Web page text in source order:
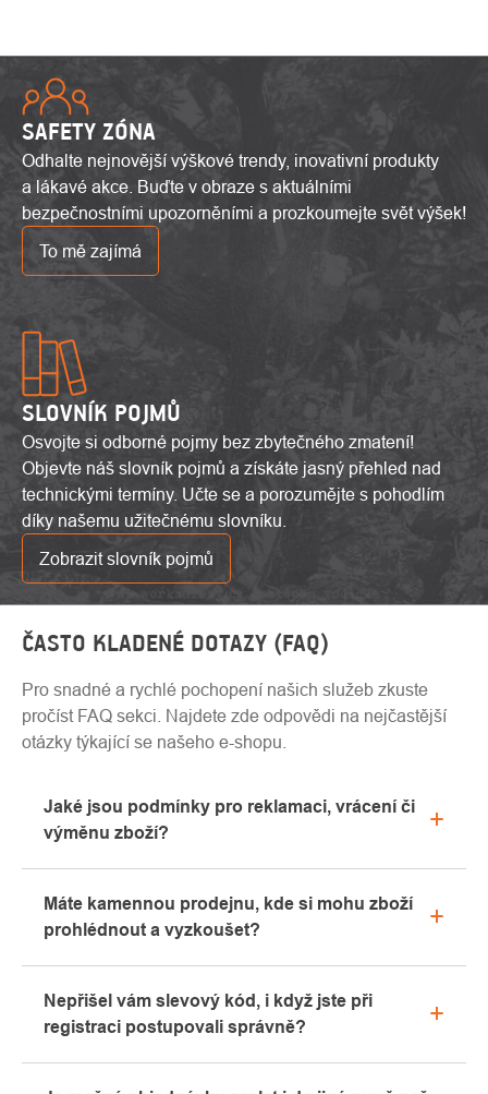
SAFETY ZÓNA
Odhalte nejnovější výškové trendy, inovativní produkty
a lákavé akce. Buďte v obraze s aktuálními
bezpečnostními upozorněními a prozkoumejte svět výšek!
To mě zajímá
SLOVNÍK POJMŮ
Osvojte si odborné pojmy bez zbytečného zmatení!
Objevte náš slovník pojmů a získáte jasný přehled nad
technickými termíny. Učte se a porozumějte s pohodlím
díky našemu užitečnému slovníku.
Zobrazit slovník pojmů
ČASTO KLADENÉ DOTAZY (FAQ)
Pro snadné a rychlé pochopení našich služeb zkuste
pročíst FAQ sekci. Najdete zde odpovědi na nejčastější
otázky týkající se našeho e-shopu.
Jaké jsou podmínky pro reklamaci, vrácení či
výměnu zboží?
v sekci "Vše o nákupu" nebo nás kontaktujte
emailem či telefonicky.
Máte kamennou prodejnu, kde si mohu zboží
prohlédnout a vyzkoušet?
Rádi vám zde poradíme s výběrem vhodného
vybavení, které si můžete vyzkoušet přímo v našem
showroomu.
Nepřišel vám slevový kód, i když jste při
registraci postupovali správně?